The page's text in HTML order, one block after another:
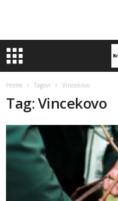
Home Tagovi Vincekovo
Tag: Vincekovo